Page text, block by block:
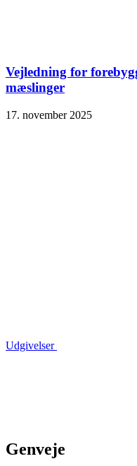
Vejledning for
mæslinger
17. november 2025
Udgivelser
Genveje